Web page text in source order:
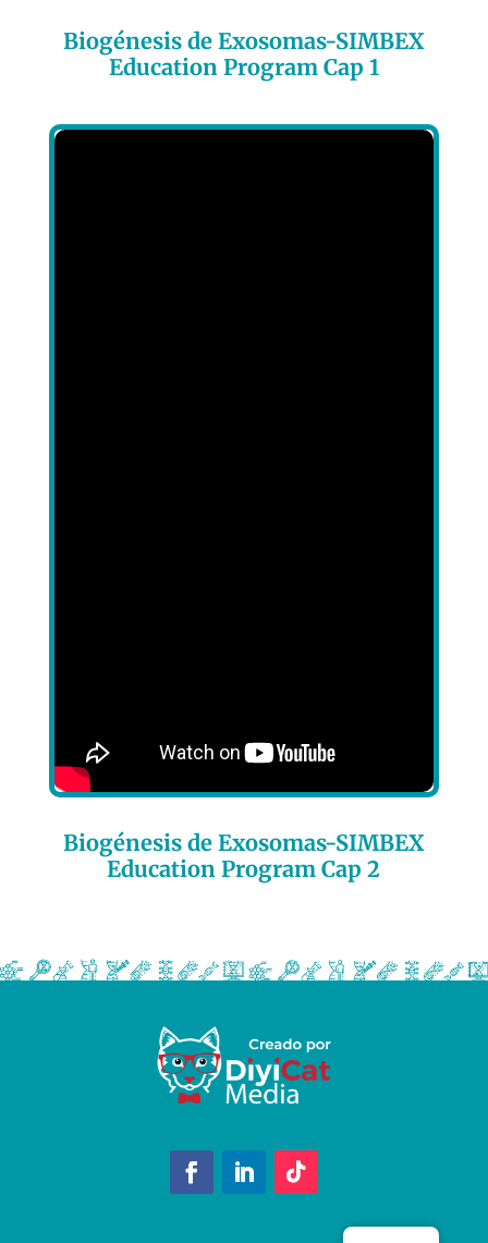
Biogénesis de Exosomas-SIMBEX
Education Program Cap 1
Biogénesis de Exosomas-SIMBEX
Education Program Cap 2